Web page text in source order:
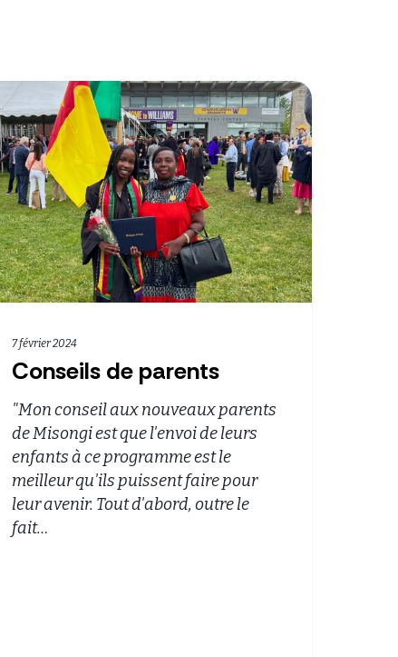
7 février 2024
Conseils de parents
"Mon conseil aux nouveaux parents
de Misongi est que l'envoi de leurs
enfants à ce programme est le
meilleur qu'ils puissent faire pour
leur avenir. Tout d'abord, outre le
fait…